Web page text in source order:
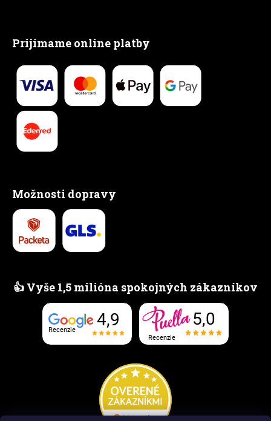
Prijímame online platby
Možnosti dopravy
👍 Vyše 1,5 milióna spokojných zákazníkov
Recenzie
4,9
Recenzie
5,0